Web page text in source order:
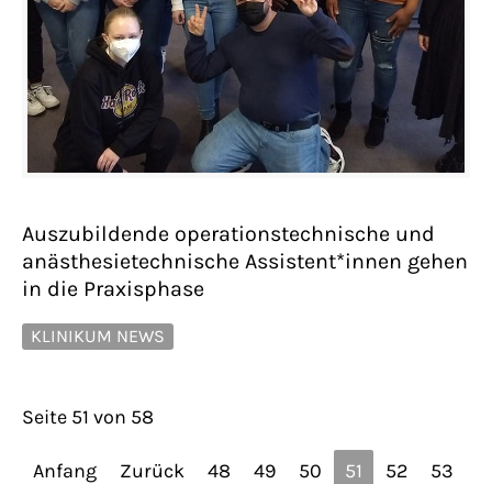
Auszubildende operationstechnische und
anästhesietechnische Assistent*innen gehen
in die Praxisphase
KLINIKUM NEWS
Seite 51 von 58
Anfang Zurück 48 49 50 51 52
53